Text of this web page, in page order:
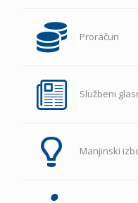
Proračun
Službeni
Manjinski